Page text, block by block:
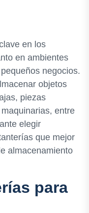
en los
en ambientes
negocios.
objetos
piezas
entre
elegir
que mejor
almacenamiento
para